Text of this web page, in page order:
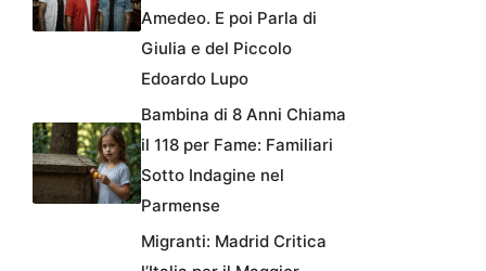
Amedeo. E poi Parla di
Giulia e del Piccolo
Edoardo Lupo
Bambina di 8 Anni Chiama
il 118 per Fame: Familiari
Sotto Indagine nel
Parmense
Migranti: Madrid Critica